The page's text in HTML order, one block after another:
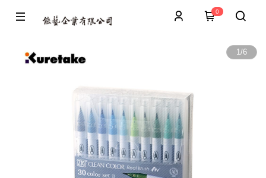
0
1/6